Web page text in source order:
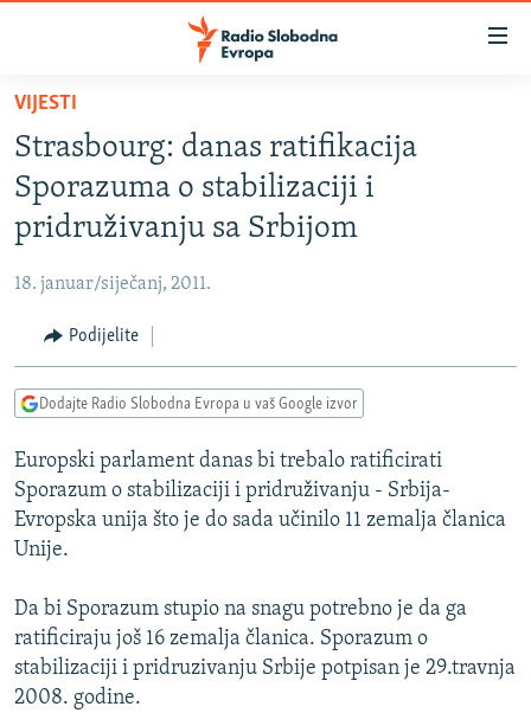
Pređite
glavni
sadržaj
Pređite
na
glavnu
navigaciju
Pređite
na
pretragu
BOSNA I HERCEGOVINA
SRBIJA
CRNA GORA
VIZUELNO
INFOGRAFIKE
RAT U UKRAJINI
KINA NA BALKANU
RSE PRIČE IZ SVIJETA
ISPRIČAJ MI
DNEVNO@RSE
SPECIJALI RSE
VIŠE OD NASLOVA
PRATITE NAS
VIJESTI
Strasbourg: danas ratifikacija
Sporazuma o stabilizaciji i
pridruživanju sa Srbijom
18. januar/siječanj, 2011.
Podijelite
Dodajte Radio Slobodna Evropa u vaš Google izvor
Europski parlament danas bi trebalo ratificirati
Sporazum o stabilizaciji i pridruživanju - Srbija-
Evropska unija što je do sada učinilo 11 zemalja članica
Unije.
Da bi Sporazum stupio na snagu potrebno je da ga
ratificiraju još 16 zemalja članica. Sporazum o
stabilizaciji i pridruzivanju Srbije potpisan je 29.travnja
2008. godine.